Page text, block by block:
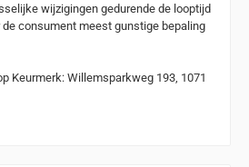
wijzigingen gedurende de looptijd
de consument meest gunstige bepaling
Keurmerk: Willemsparkweg 193, 1071